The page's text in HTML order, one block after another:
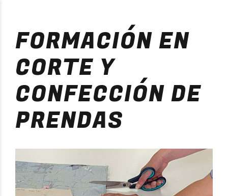
FORMACIÓN EN
CORTE Y
CONFECCIÓN DE
PRENDAS